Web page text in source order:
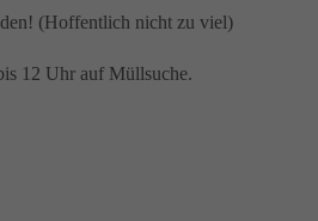
(Hoffentlich nicht zu viel)
12 Uhr auf Müllsuche.